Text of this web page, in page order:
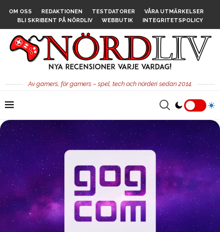
OM OSS REDAKTIONEN TESTDATORER
VÅRA UTMÄRKELSER
BLI SKRIBENT PÅ NÖRDLIV
WEBBUTIK INTEGRITETSPOLICY
Av gamers, för gamers – spel, tech och nörderi sedan 2014.